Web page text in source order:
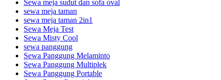
Sewa meja sudut dan sofa oval
sewa meja taman
sewa meja taman 2in1
Sewa Meja Test
Sewa Misty Cool
sewa panggung
Sewa Panggung Melaminto
Sewa Panggung Multiplek
Sewa Panggung Portable